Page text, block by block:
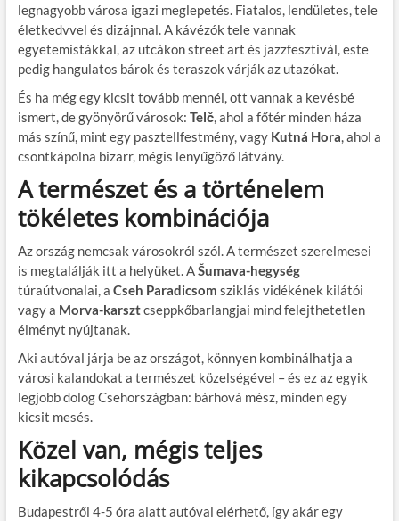
legnagyobb városa igazi meglepetés. Fiatalos, lendületes, tele
életkedvvel és dizájnnal. A kávézók tele vannak
egyetemistákkal, az utcákon street art és jazzfesztivál, este
pedig hangulatos bárok és teraszok várják az utazókat.
És ha még egy kicsit tovább mennél, ott vannak a kevésbé
ismert, de gyönyörű városok: Telč, ahol a főtér minden háza
más színű, mint egy pasztellfestmény, vagy Kutná Hora , ahol a
csontkápolna bizarr, mégis lenyűgöző látvány.
A természet és a történelem
tökéletes kombinációja
Az ország nemcsak városokról szól. A természet szerelmesei
is megtalálják itt a helyüket. AŠumava-hegység
túraútvonalai, a Cseh Paradicsom sziklás vidékének kilátói
vagy a Morva-karsztcseppkőbarlangjai mind felejthetetlen
élményt nyújtanak.
Aki autóval járja be az országot, könnyen kombinálhatja a
városi kalandokat a természet közelségével – és ez az egyik
legjobb dolog Csehországban: bárhová mész, minden egy
kicsit mesés.
Közel van, mégis teljes
kikapcsolódás
Budapestről 4-5 óra alatt autóval elérhető, így akár egy